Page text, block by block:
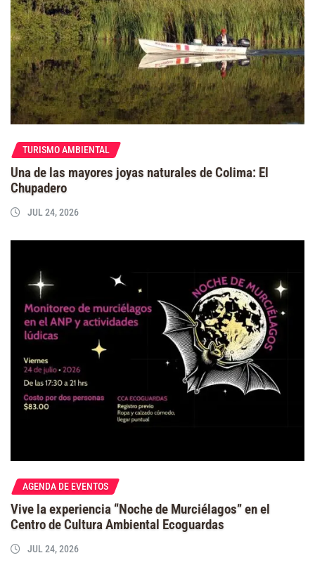
TURISMO AMBIENTAL
Una de las mayores joyas naturales de Colima: El
Chupadero
JUL 24, 2026
AGENDA DE EVENTOS
Vive la experiencia “Noche de Murciélagos” en el
Centro de Cultura Ambiental Ecoguardas
JUL 24, 2026